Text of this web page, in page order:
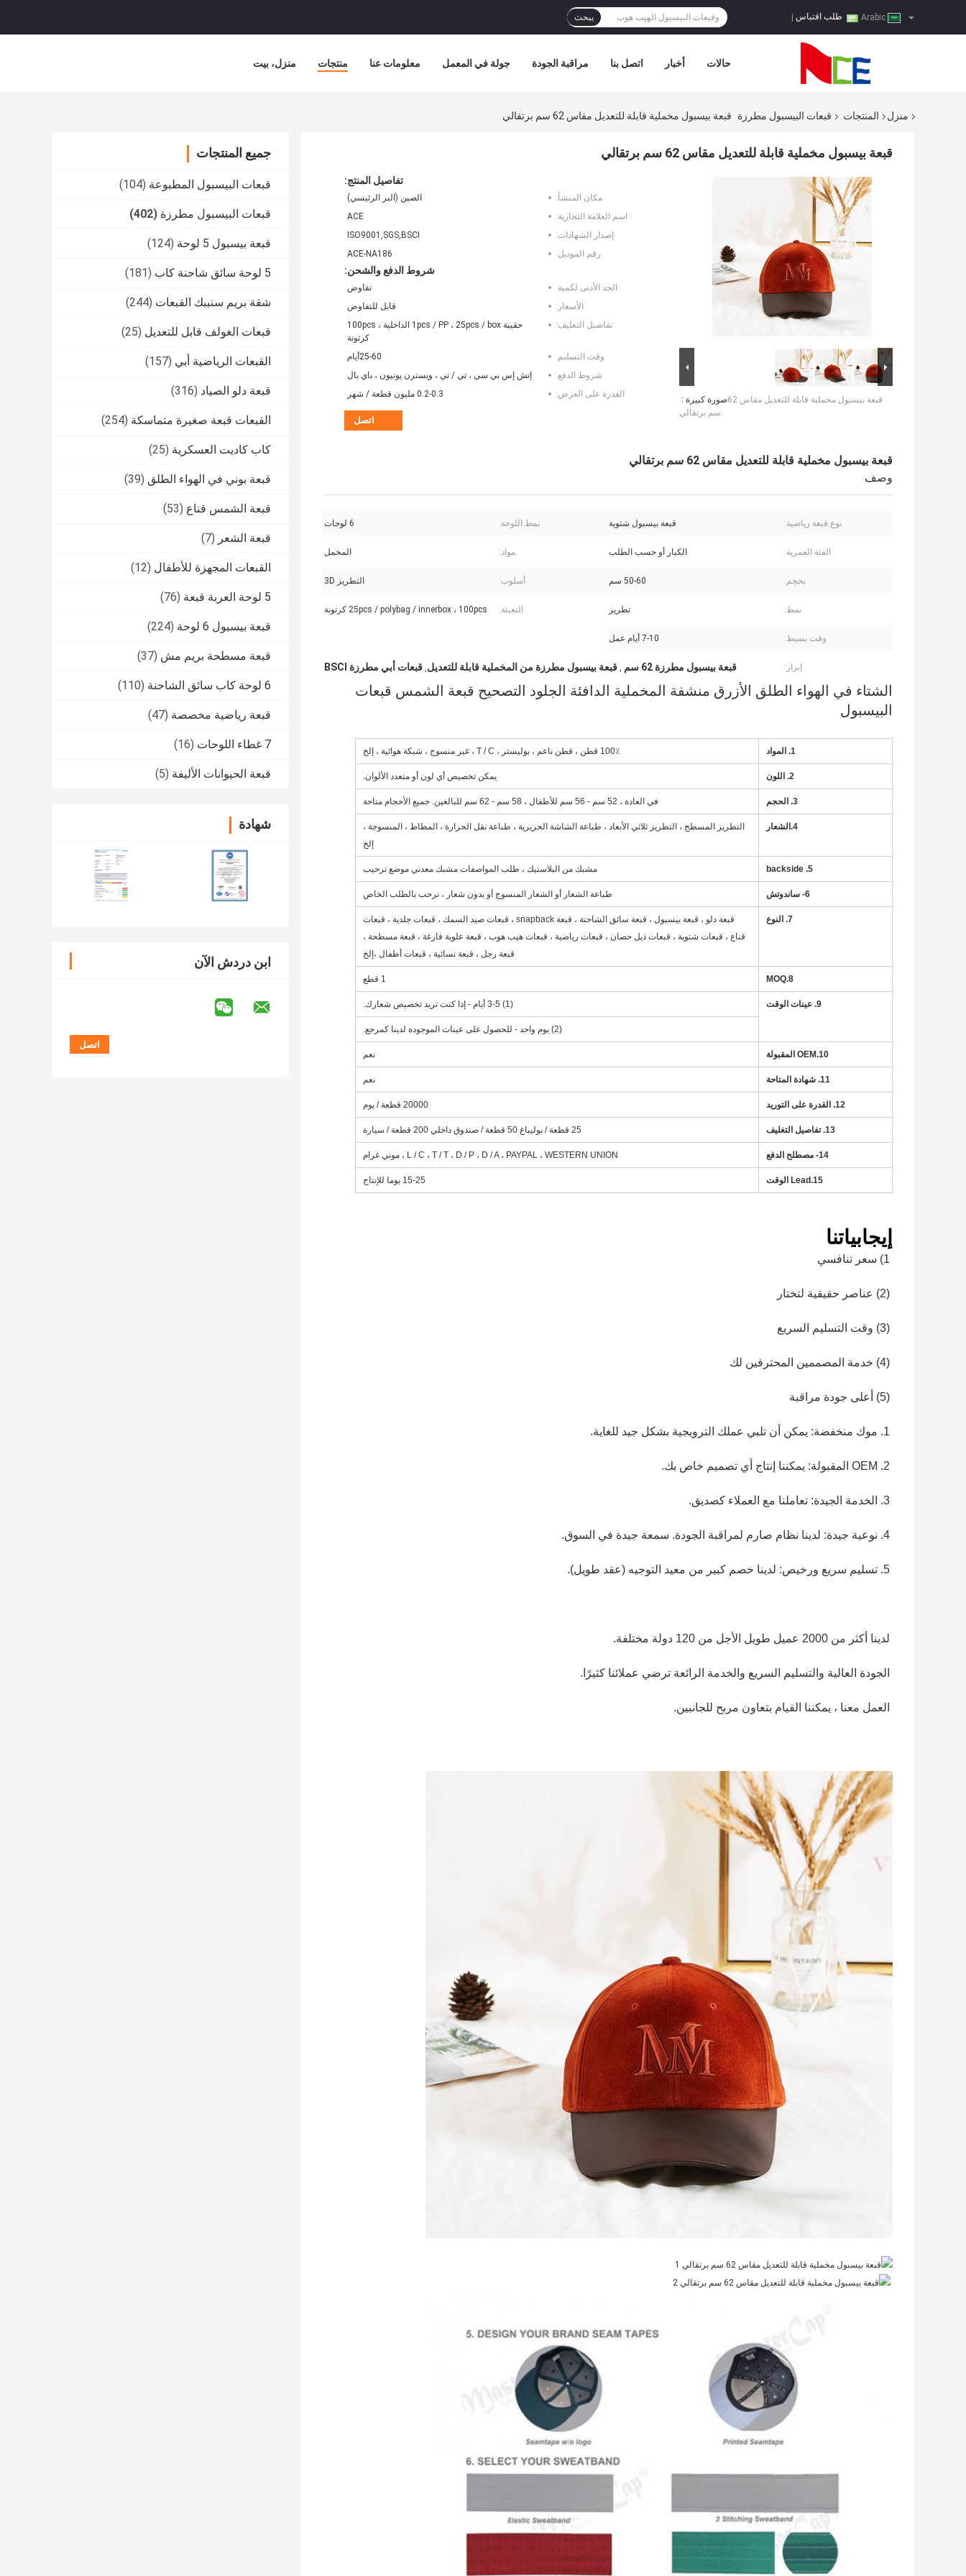
طلب اقتباس يبحث
منزل، بيت منتجات معلومات عنا جولة في المعمل مراقبة الجودة اتصل بنا أخبار حالات
منزل المنتجات قبعات البيسبول مطرزة قبعة بيسبول مخملية قابلة للتعديل مقاس 62 سم ​​برتقالي
جميع المنتجات
قبعات البيسبول المطبوعة (104)
قبعات البيسبول مطرزة (402)
قبعة بيسبول 5 لوحة (124)
5 لوحة سائق شاحنة كاب (181)
شقة بريم سنببك القبعات (244)
قبعات الغولف قابل للتعديل (25)
القبعات الرياضية أبي (157)
قبعة دلو الصياد (316)
القبعات قبعة صغيرة متماسكة (254)
كاب كاديت العسكرية (25)
قبعة بوني في الهواء الطلق (39)
قبعة الشمس قناع (53)
قبعة الشعر (7)
القبعات المجهزة للأطفال (12)
5 لوحة العربة قبعة (76)
قبعة بيسبول 6 لوحة (224)
قبعة مسطحة بريم مش (37)
6 لوحة كاب سائق الشاحنة (110)
قبعة رياضية مخصصة (47)
7 غطاء اللوحات (16)
قبعة الحيوانات الأليفة (5)
شهادة
ابن دردش الآن
قبعة بيسبول مخملية قابلة للتعديل مقاس 62 سم ​​برتقالي
صورة كبيرة :قبعة بيسبول مخملية قابلة للتعديل مقاس 62
سم ​​برتقالي
تفاصيل المنتج:
مكان المنشأ:
الصين (البر الرئيسي)
اسم العلامة التجارية:
ACE
إصدار الشهادات:
ISO9001,SGS,BSCI
رقم الموديل:
ACE-NA186
شروط الدفع والشحن:
الحد الأدنى لكمية:
تفاوض
الأسعار:
قابل للتفاوض
تفاصيل التغليف:
حقيبة 1pcs / PP ، 25pcs / box الداخلية ، 100pcs
كرتونة
وقت التسليم:
25-60أيام
شروط الدفع:
إتش إس بي سي ، تي / تي ، ويسترن يونيون ، باي بال
القدرة على العرض:
0.2-0.3 مليون قطعة / شهر
اتصل
قبعة بيسبول مخملية قابلة للتعديل مقاس 62 سم ​​برتقالي
وصف
نوع قبعة رياضية: قبعة بيسبول شتوية نمط اللوحة: 6 لوحات
الفئة العمرية: الكبار أو حسب الطلب مواد: المخمل
بحجم: 50-60 سم أسلوب: التطريز 3D
نمط: تطريز التعبئة: 25pcs / polybag / innerbox ، 100pcs كرتونة
وقت بسيط: 7-10 أيام عمل
إبراز: قبعة بيسبول مطرزة 62 سم ​​ , قبعة بيسبول مطرزة من المخملية قابلة للتعديل, قبعات أبي مطرزة BSCI
الشتاء في الهواء الطلق الأزرق منشفة المخملية الدافئة الجلود التصحيح قبعة الشمس قبعات
البيسبول
1. المواد 100٪ قطن ، قطن ناعم ، بوليستر ، T / C ، غير منسوج ، شبكة هوائية ، إلخ
2. اللون يمكن تخصيص أي لون أو متعدد الألوان.
3. الحجم في العادة ، 52 سم - 56 سم للأطفال ، 58 سم - 62 سم ​​للبالغين. جميع الأحجام متاحة
4.الشعار
التطريز المسطح ، التطريز ثلاثي الأبعاد ، طباعة الشاشة الحريرية ، طباعة نقل الحرارة ، المطاط ، المنسوجة ،
إلخ
5. backside مشبك من البلاستيك ، طلب المواصفات مشبك معدني موضع ترحيب
6- ساندوتش طباعة الشعار أو الشعار المنسوج أو بدون شعار ، نرحب بالطلب الخاص
7. النوع
قبعة دلو ، قبعة بيسبول ، قبعة سائق الشاحنة ، قبعة snapback ، قبعات صيد السمك ، قبعات جلدية ، قبعات
قناع ، قبعات شتوية ، قبعات ذيل حصان ، قبعات رياضية ، قبعات هيب هوب ، قبعة علوية فارغة ، قبعة مسطحة ،
قبعة رجل ، قبعة نسائية ، قبعات أطفال ،إلخ
8.MOQ 1 قطع
9. عينات الوقت (1) 3-5 أيام - إذا كنت تريد تخصيص شعارك.
(2) يوم واحد - للحصول على عينات الموجودة لدينا كمرجع.
10.OEM المقبولة نعم
11. شهادة المتاحة نعم
12. القدرة على التوريد 20000 قطعة / يوم
13. تفاصيل التغليف 25 قطعة / بوليباغ 50 قطعة / صندوق داخلي 200 قطعة / سيارة
14- مصطلح الدفع L / C ، T / T ، D / P ، D / A ، PAYPAL ، WESTERN UNION ، موني غرام
15.Lead الوقت 15-25 يوما للإنتاج
إيجابياتنا
1) سعر تنافسي
(2) عناصر حقيقية لتختار
(3) وقت التسليم السريع
(4) خدمة المصممين المحترفين لك
(5) أعلى جودة مراقبة
1. موك منخفضة: يمكن أن تلبي عملك الترويجية بشكل جيد للغاية.
2. OEM المقبولة: يمكننا إنتاج أي تصميم خاص بك.
3. الخدمة الجيدة: تعاملنا مع العملاء كصديق.
4. نوعية جيدة: لدينا نظام صارم لمراقبة الجودة. سمعة جيدة في السوق.
5. تسليم سريع ورخيص: لدينا خصم كبير من معيد التوجيه (عقد طويل).
لدينا أكثر من 2000 عميل طويل الأجل من 120 دولة مختلفة.
الجودة العالية والتسليم السريع والخدمة الرائعة ترضي عملائنا كثيرًا.
العمل معنا ، يمكننا القيام بتعاون مربح للجانبين.